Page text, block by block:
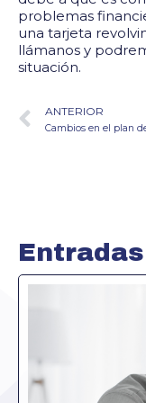
problemas
una tarjeta
llámanos y
situación.
ANTERIOR